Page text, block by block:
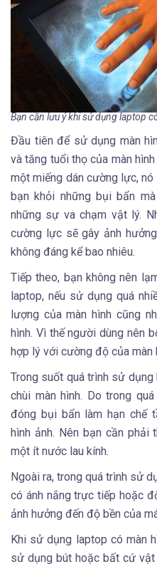
Bạn cần lưu ý khi sử dụng laptop
Đầu tiên để sử dụng màn
và tăng tuổi thọ của màn
một miếng dán cường lực,
bạn khỏi những bụi bẩn
những sự va chạm vật lý.
cường lực sẽ gây ảnh
không đáng kể bao nhiêu.
Tiếp theo, bạn không nên
laptop, nếu sử dụng quá
lượng của màn hình cũng
hình. Vì thế người dùng nên
hợp lý với cường độ của màn
Trong suốt quá trình sử
chùi màn hình. Do trong
đóng bụi bẩn làm hạn chế
hình ảnh. Nên bạn cần phải
một ít nước lau kính.
Ngoài ra, trong quá trình sử
có ánh nắng trực tiếp hoặc
ảnh hưởng đến độ bền của
Khi sử dụng laptop có màn
sử dụng bút hoặc bất cứ